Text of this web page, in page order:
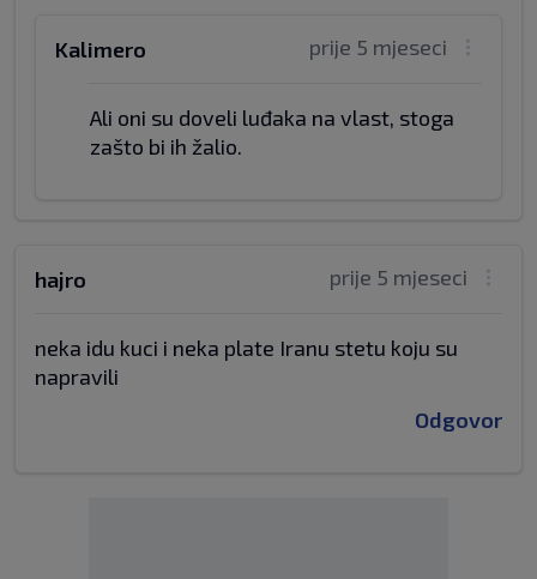
prije 5 mjeseci
Kalimero
Ali oni su doveli luđaka na vlast, stoga
zašto bi ih žalio.
prije 5 mjeseci
hajro
neka idu kuci i neka plate Iranu stetu koju su
napravili
Odgovor